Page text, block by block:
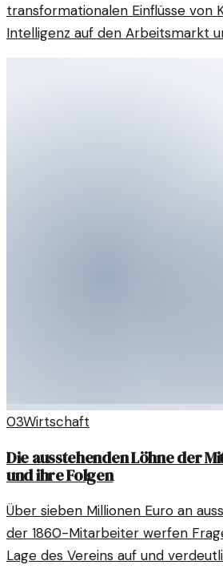
transformationalen Einflüsse von
Intelligenz auf den Arbeitsmarkt
03Wirtschaft
Die ausstehenden Löhne der
und ihre Folgen
Über sieben Millionen Euro an
der 1860-Mitarbeiter werfen
Lage des Vereins auf und